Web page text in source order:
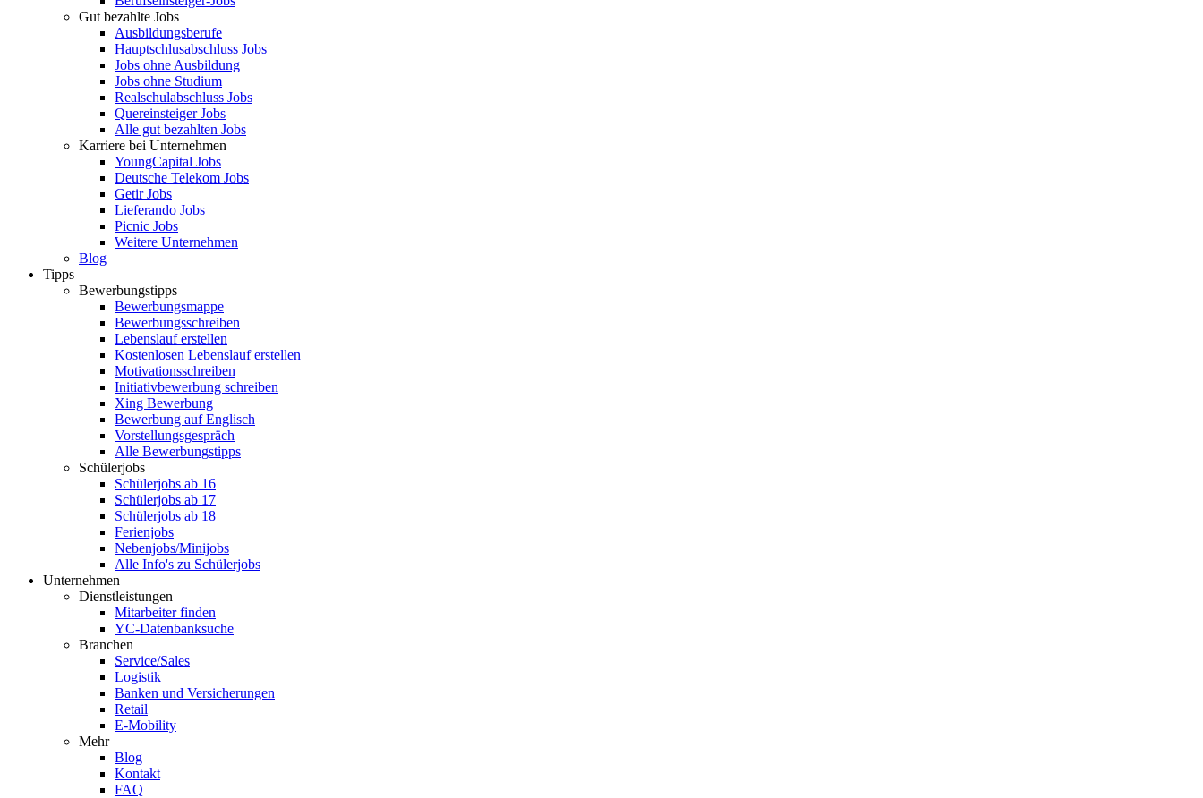
Gut bezahlte Jobs
Ausbildungsberufe
Hauptschlusabschluss Jobs
Jobs ohne Ausbildung
Jobs ohne Studium
Realschulabschluss Jobs
Quereinsteiger Jobs
Alle gut bezahlten Jobs
Karriere bei Unternehmen
YoungCapital Jobs
Deutsche Telekom Jobs
Getir Jobs
Lieferando Jobs
Picnic Jobs
Weitere Unternehmen
Blog
Tipps
Bewerbungstipps
Bewerbungsmappe
Bewerbungsschreiben
Lebenslauf erstellen
Kostenlosen Lebenslauf erstellen
Motivationsschreiben
Initiativbewerbung schreiben
Xing Bewerbung
Bewerbung auf Englisch
Vorstellungsgespräch
Alle Bewerbungstipps
Schülerjobs
Schülerjobs ab 16
Schülerjobs ab 17
Schülerjobs ab 18
Ferienjobs
Nebenjobs/Minijobs
Alle Info's zu Schülerjobs
Unternehmen
Dienstleistungen
Mitarbeiter finden
YC-Datenbanksuche
Branchen
Service/Sales
Logistik
Banken und Versicherungen
Retail
E-Mobility
Mehr
Blog
Kontakt
FAQ